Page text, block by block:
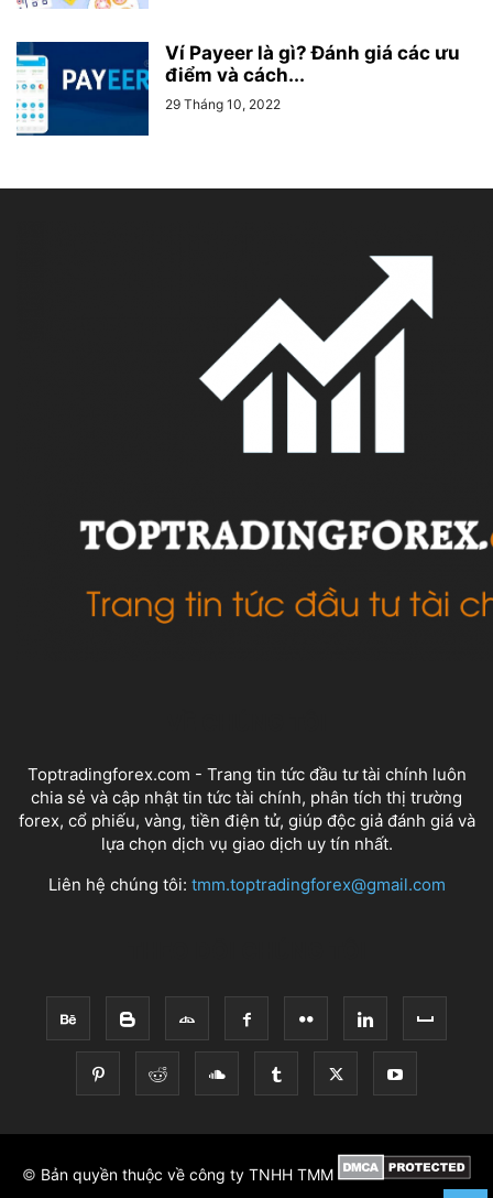
Ví Payeer là gì? Đánh giá các ưu
điểm và cách...
29 Tháng 10, 2022
Toptradingforex.com - Trang tin tức đầu tư tài chính luôn
chia sẻ và cập nhật tin tức tài chính, phân tích thị trường
forex, cổ phiếu, vàng, tiền điện tử, giúp độc giả đánh giá và
lựa chọn dịch vụ giao dịch uy tín nhất.
Liên hệ chúng tôi: tmm.toptradingforex@gmail.com
© Bản quyền thuộc về công ty TNHH TMM